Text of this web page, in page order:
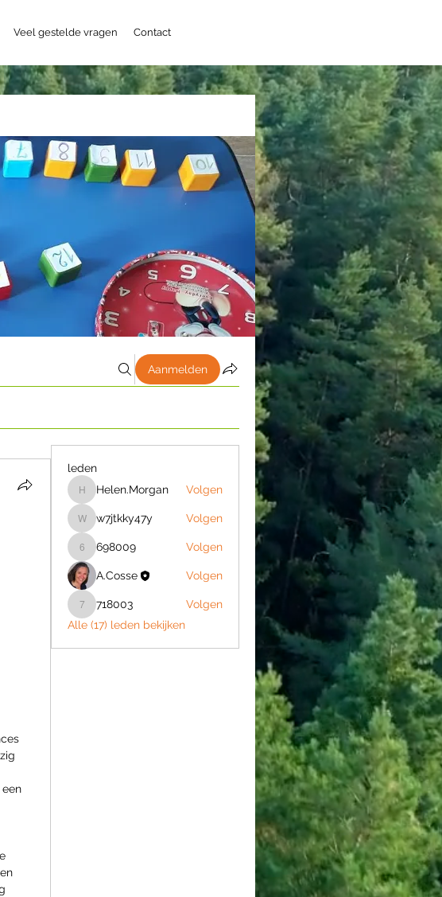
Veel gestelde vragen Contact
Aanmelden
leden
Helen.Morgan
Helen.Morgan Volgen
w7jtkky47y
w7jtkky47y Volgen
698009
698009 Volgen
A.Cosse Volgen
718003
718003
Volgen
Alle (17) leden bekijken